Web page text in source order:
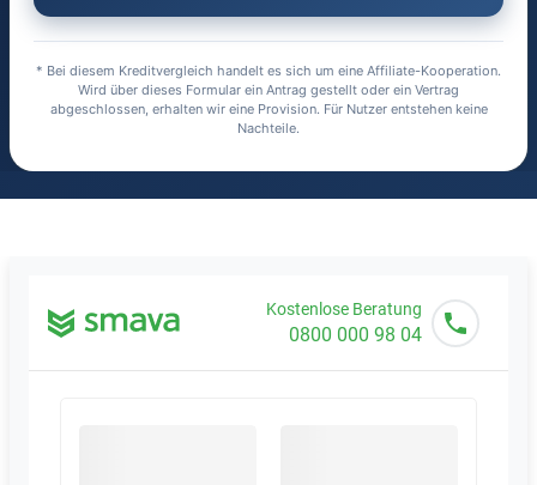
* Bei diesem Kreditvergleich handelt es sich um eine Affiliate-Kooperation.
Wird über dieses Formular ein Antrag gestellt oder ein Vertrag
abgeschlossen, erhalten wir eine Provision. Für Nutzer entstehen keine
Nachteile.